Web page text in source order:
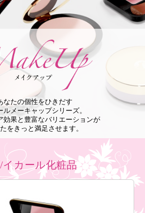
なたの個性をひきだす
ルメーキャップシリーズ。
効果と豊富なバリエーションが
をきっと満足させます。
カール化粧品